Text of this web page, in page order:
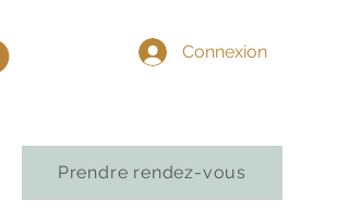
Connexion
Prendre rendez-vous